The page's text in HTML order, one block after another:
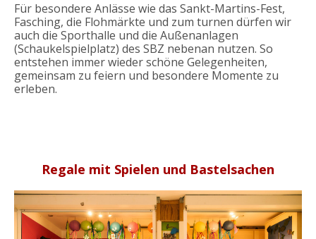
Für besondere Anlässe wie das Sankt-Martins-Fest,
Fasching, die Flohmärkte und zum turnen dürfen wir
auch die Sporthalle und die Außenanlagen
(Schaukelspielplatz) des SBZ nebenan nutzen. So
entstehen immer wieder schöne Gelegenheiten,
gemeinsam zu feiern und besondere Momente zu
erleben.
Regale mit Spielen und Bastelsachen